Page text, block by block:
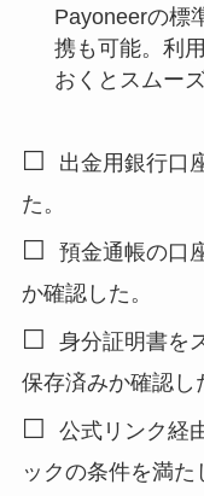
Payoneerの標
携も可能。利
おくとスムーズ
☐
出金用銀行口
た。
☐
預金通帳の口
か確認した。
☐
身分証明書を
保存済みか確認し
☐
公式リンク経
ックの条件を満た